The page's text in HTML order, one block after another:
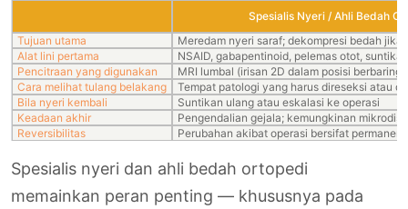
Spesialis Nyeri / Ahli Bedah
Tujuan utama
Meredam nyeri saraf; dekompresi bedah jika
Alat lini pertama
NSAID, gabapentinoid, pelemas otot,
Pencitraan yang digunakan
MRI lumbal (irisan 2D dalam posisi berbaring)
Cara melihat tulang belakang
Tempat patologi yang harus direseksi atau
Bila nyeri kembali
Suntikan ulang atau eskalasi ke operasi
Keadaan akhir
Pengendalian gejala; kemungkinan
Reversibilitas
Perubahan akibat operasi bersifat permanen
Spesialis nyeri dan ahli bedah ortopedi
memainkan peran penting — khususnya pada